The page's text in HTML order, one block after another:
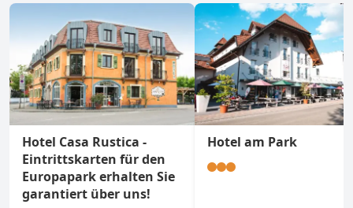
Hotel Casa Rustica -
Eintrittskarten für den
Europapark erhalten Sie
garantiert über uns!
Hotel am Park